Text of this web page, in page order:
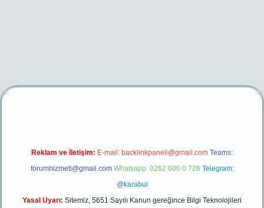
betexper yeni giriş
Reklam ve İletişim: E-mail: backlinkpaneli@gmail.com Teams:
forumhizmeti@gmail.com Whatsapp: 0262 606 0 726 Telegram:
@karabul
Yasal Uyarı: Sitemiz, 5651 Sayılı Kanun gereğince Bilgi Teknolojileri